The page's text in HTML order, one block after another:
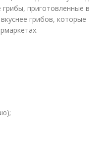
приготовленные в
грибов, которые